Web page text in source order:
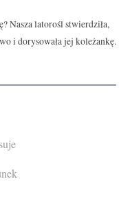
Nasza latorośl stwierdziła,
i dorysowała jej koleżankę.